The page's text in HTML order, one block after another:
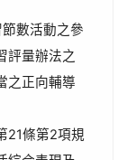
數活動之參
評量辦法之
之正向輔導
21條第2項規